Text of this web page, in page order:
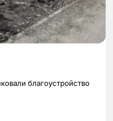
благоустройство